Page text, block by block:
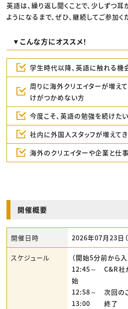
英語は、繰り返し聞くことで、少しずつ
ようになるまで、ぜひ、継続してご参加く
▼こんな方にオススメ！
学生時代以降、英語に触れる機
周りに海外クリエイターが増え
けがつかめない方
今度こそ、英語の勉強を続けた
社内に外国人スタッフが増えて
海外のクリエイターや企業と仕
開催概要
開催日時 2026年07月23日
スケジュール
（開始5分前から
12:45～ C&R社
始
12:58～ 次回の
13:00 終了